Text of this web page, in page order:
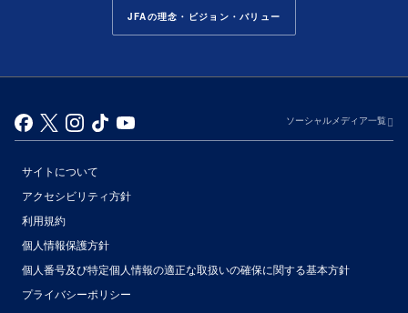
JFAの理念・ビジョン・バリュー
ソーシャルメディア一覧
サイトについて
アクセシビリティ方針
利用規約
個人情報保護方針
個人番号及び特定個人情報の適正な取扱いの確保に関する基本方針
プライバシーポリシー